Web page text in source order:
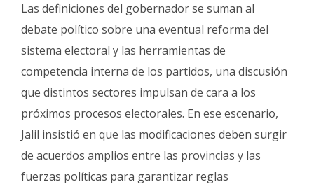
Las definiciones del gobernador se suman al
debate político sobre una eventual reforma del
sistema electoral y las herramientas de
competencia interna de los partidos, una discusión
que distintos sectores impulsan de cara a los
próximos procesos electorales. En ese escenario,
Jalil insistió en que las modificaciones deben surgir
de acuerdos amplios entre las provincias y las
fuerzas políticas para garantizar reglas